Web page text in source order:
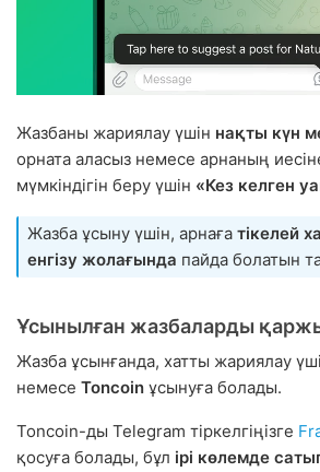
Жазбаны жариялау үшін нақты күн
орната аласыз немесе арнаның
мүмкіндігін беру үшін «Кез келген
Жазба ұсыну үшін, арнаға тікелей
енгізу жолағында пайда болатын
Ұсынылған жазбаларды
Жазба ұсынғанда, хатты жариялау
немесе Toncoin ұсынуға болады.
Toncoin-ды Telegram тіркелгіңізге
қосуға болады, бұл ірі көлемде